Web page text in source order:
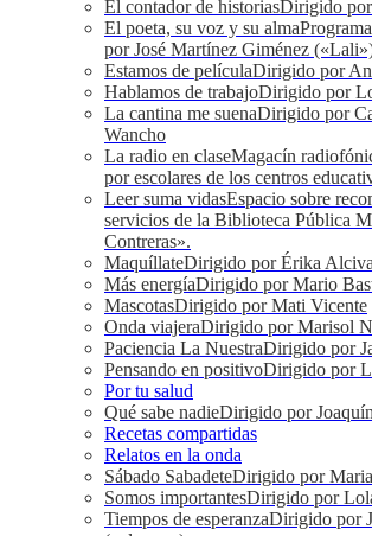
El contador de historiasDirigido
El poeta, su voz y su alma
por José Martínez Giménez
Estamos de películaDirigido por
Hablamos de trabajoDirigido por
La cantina me suenaDirigido por
Wancho
La radio en claseMagacín
por escolares de los centros
Leer suma vidasEspacio sobre
servicios de la Biblioteca Pública
Contreras».
MaquíllateDirigido por Érika
Más energíaDirigido por Mario
MascotasDirigido por Mati Vicente
Onda viajeraDirigido por Marisol
Paciencia La NuestraDirigido por
Pensando en positivoDirigido por
Por tu salud
Qué sabe nadieDirigido por
Recetas compartidas
Relatos en la onda
Sábado SabadeteDirigido por
Somos importantesDirigido por
Tiempos de esperanzaDirigido por